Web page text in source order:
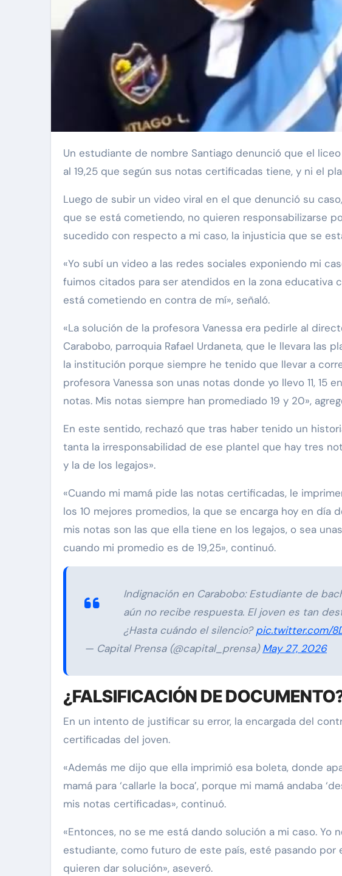
Un estudiante de nombre Santiago denunció que el liceo en el que estudió en el estado Carabobo envió a Caracas un promedio muy inferior
al 19,25 que según sus notas certificadas tiene, y ni el
Luego de subir un video viral en el que denunció su
que se está cometiendo, no quieren responsabilizarse
sucedido con respecto a mi caso, la injusticia que se
«Yo subí un video a las redes sociales exponiendo mi
fuimos citados para ser atendidos en la zona educativa
está cometiendo en contra de mí», señaló.
«La solución de la profesora Vanessa era pedirle al
Carabobo, parroquia Rafael Urdaneta, que le llevara las
la institución porque siempre he tenido que llevar a
profesora Vanessa son unas notas donde yo llevo 11, 15
notas. Mis notas siempre han promediado 19 y 20»,
En este sentido, rechazó que tras haber tenido un
tanta la irresponsabilidad de ese plantel que hay tres
y la de los legajos».
«Cuando mi mamá pide las notas certificadas, le
los 10 mejores promedios, la que se encarga hoy en día
mis notas son las que ella tiene en los legajos, o sea
cuando mi promedio es de 19,25», continuó.
Indignación en Carabobo: Estudiante de
aún no recibe respuesta. El joven es tan
¿Hasta cuándo el silencio?pic.twitter.com/
— Capital Prensa (@capital_prensa)May 27, 2026
¿FALSIFICACIÓN DE
En un intento de justificar su error, la encargada del
certificadas del joven.
«Además me dijo que ella imprimió esa boleta, donde
mamá para ‘callarle la boca’, porque mi mamá andaba
mis notas certificadas», continuó.
«Entonces, no se me está dando solución a mi caso.
estudiante, como futuro de este país, esté pasando
quieren dar solución», aseveró.